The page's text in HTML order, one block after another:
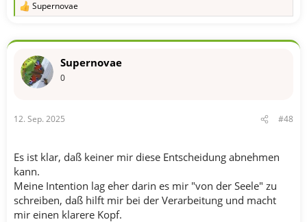
R
k
o
:
Supernovae
Supernovae
0
12. Sep. 2025 #48
Es ist klar, daß keiner mir diese Entscheidung abnehmen
kann.
Meine Intention lag eher darin es mir "von der Seele" zu
schreiben, daß hilft mir bei der Verarbeitung und macht
mir einen klarere Kopf.